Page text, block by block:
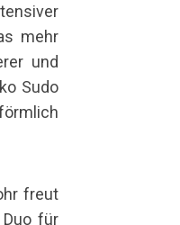
mehr
und
Sudo
freut
für